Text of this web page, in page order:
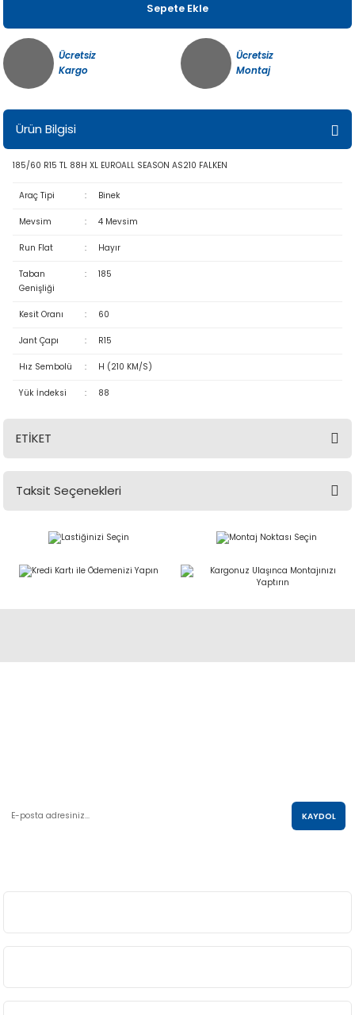
Sepete Ekle
Ücretsiz
Kargo
Ücretsiz
Montaj
Ürün Bilgisi
185/60 R15 TL 88H XL EUROALL SEASON AS210 FALKEN
Araç Tipi : Binek
Mevsim : 4 Mevsim
Run Flat : Hayır
Taban
Genişliği
: 185
Kesit Oranı : 60
Jant Çapı : R15
Hız Sembolü : H (210 KM/S)
Yük İndeksi : 88
ETİKET
Taksit Seçenekleri
KAYDOL